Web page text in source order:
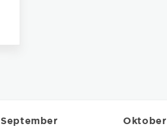
September Oktober